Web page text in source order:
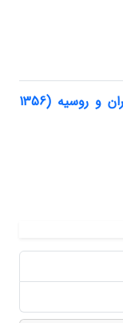
نقش رودخانه مرزی اترک در مناسبات ایران و روسیه (1356